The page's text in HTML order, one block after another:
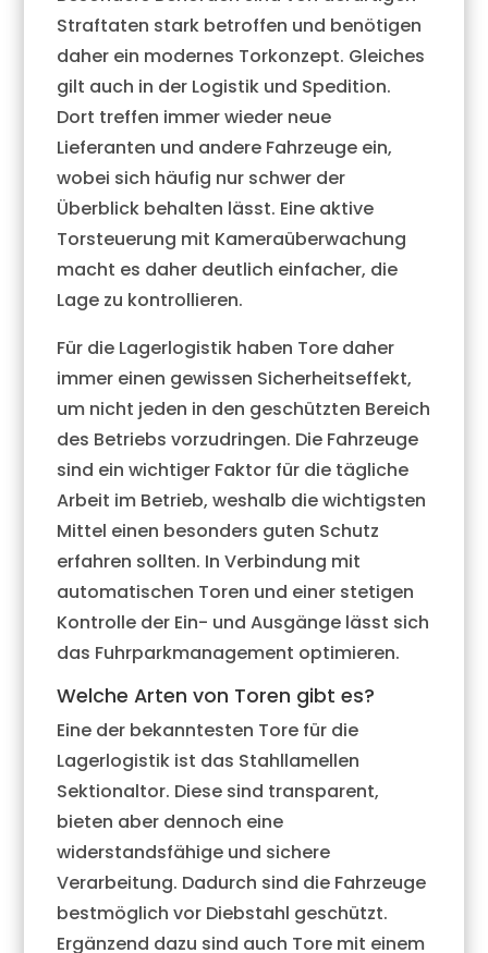
Straftaten stark betroffen und benötigen
daher ein modernes Torkonzept. Gleiches
gilt auch in der Logistik und Spedition.
Dort treffen immer wieder neue
Lieferanten und andere Fahrzeuge ein,
wobei sich häufig nur schwer der
Überblick behalten lässt. Eine aktive
Torsteuerung mit Kameraüberwachung
macht es daher deutlich einfacher, die
Lage zu kontrollieren.
Für die Lagerlogistik haben Tore daher
immer einen gewissen Sicherheitseffekt,
um nicht jeden in den geschützten Bereich
des Betriebs vorzudringen. Die Fahrzeuge
sind ein wichtiger Faktor für die tägliche
Arbeit im Betrieb, weshalb die wichtigsten
Mittel einen besonders guten Schutz
erfahren sollten. In Verbindung mit
automatischen Toren und einer stetigen
Kontrolle der Ein- und Ausgänge lässt sich
das Fuhrparkmanagement optimieren.
Welche Arten von Toren gibt es?
Eine der bekanntesten Tore für die
Lagerlogistik ist das Stahllamellen
Sektionaltor. Diese sind transparent,
bieten aber dennoch eine
widerstandsfähige und sichere
Verarbeitung. Dadurch sind die Fahrzeuge
bestmöglich vor Diebstahl geschützt.
Ergänzend dazu sind auch Tore mit einem